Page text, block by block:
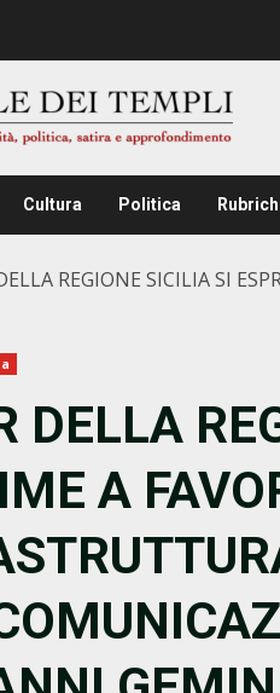
Cultura Politica
REGIONE SICILIA SI
DELLA
A